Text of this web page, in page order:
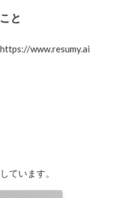
と
www.resumy.ai
ています。